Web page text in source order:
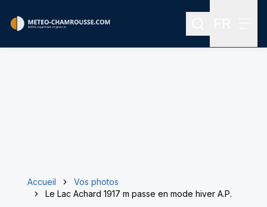
Rechercher
Accueil
Vos photos
Le Lac Achard 1917 m passe en mode hiver A.P.